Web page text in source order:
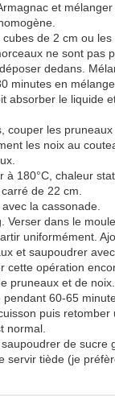
et
de 2 cm ou
ne sont pas
dedans.
minutes en
absorber le liquide
couper les pruneaux
les noix au
à 180°C, chaleur
de 22 cm.
la cassonade.
Verser dans le
uniformément.
et saupoudrer
cette opération
pruneaux et de noix.
pendant 60-65
puis retomber
normal.
de sucre
servir tiède (je